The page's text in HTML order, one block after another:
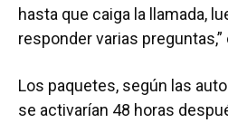
hasta que caiga la llamada,
responder varias preguntas,”
Los paquetes, según las
se activarían 48 horas